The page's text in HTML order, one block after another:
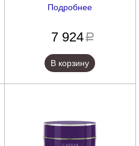
восстановления структуры волос
Bond Repair Masque (Backbar),
487 мл
Подробнее
7 924a
В корзину